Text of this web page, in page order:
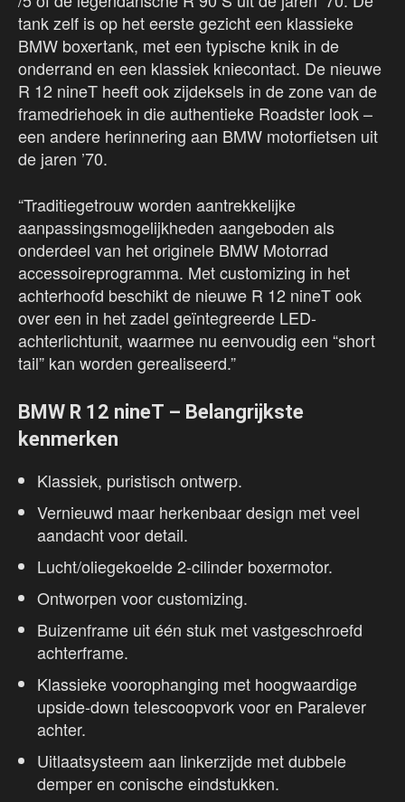
tank zelf is op het eerste gezicht een klassieke
BMW boxertank, met een typische knik in de
onderrand en een klassiek kniecontact. De nieuwe
R 12 nineT heeft ook zijdeksels in de zone van de
framedriehoek in die authentieke Roadster look –
een andere herinnering aan BMW motorfietsen uit
de jaren ’70.
“Traditiegetrouw worden aantrekkelijke
aanpassingsmogelijkheden aangeboden als
onderdeel van het originele BMW Motorrad
accessoireprogramma. Met customizing in het
achterhoofd beschikt de nieuwe R 12 nineT ook
over een in het zadel geïntegreerde LED-
achterlichtunit, waarmee nu eenvoudig een “short
tail” kan worden gerealiseerd.”
BMW R 12 nineT – Belangrijkste
kenmerken
Klassiek, puristisch ontwerp.
Vernieuwd maar herkenbaar design met veel
aandacht voor detail.
Lucht/oliegekoelde 2-cilinder boxermotor.
Ontworpen voor customizing.
Buizenframe uit één stuk met vastgeschroefd
achterframe.
Klassieke voorophanging met hoogwaardige
upside-down telescoopvork voor en Paralever
achter.
Uitlaatsysteem aan linkerzijde met dubbele
demper en conische eindstukken.